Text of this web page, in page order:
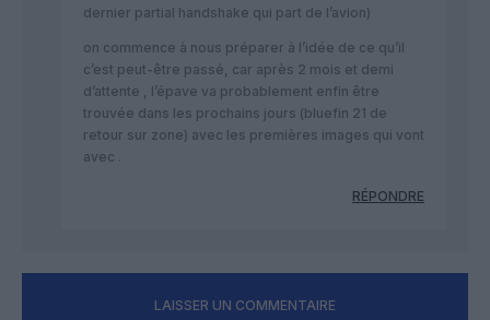
dernier partial handshake qui part de l’avion)
on commence à nous préparer à l’idée de ce qu’il
c’est peut-être passé, car après 2 mois et demi
d’attente , l’épave va probablement enfin être
trouvée dans les prochains jours (bluefin 21 de
retour sur zone) avec les premières images qui vont
avec .
RÉPONDRE
LAISSER UN COMMENTAIRE